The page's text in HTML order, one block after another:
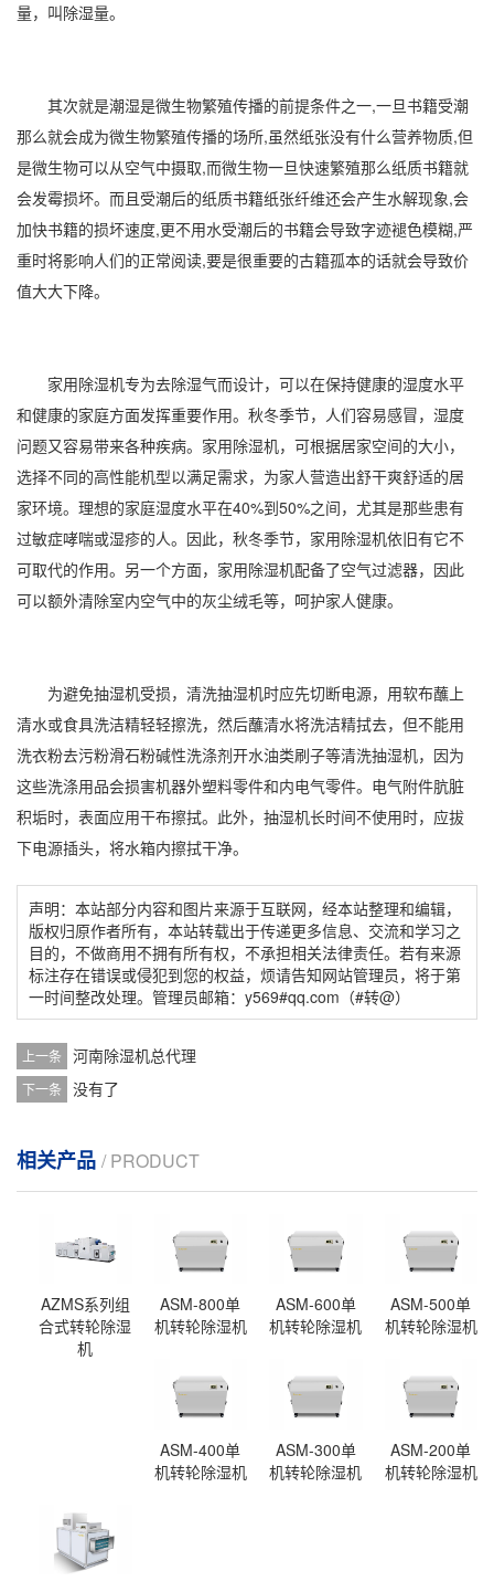
量，叫除湿量。
其次就是潮湿是微生物繁殖传播的前提条件之一,一旦书籍受潮
那么就会成为微生物繁殖传播的场所,虽然纸张没有什么营养物质,但
是微生物可以从空气中摄取,而微生物一旦快速繁殖那么纸质书籍就
会发霉损坏。而且受潮后的纸质书籍纸张纤维还会产生水解现象,会
加快书籍的损坏速度,更不用水受潮后的书籍会导致字迹褪色模糊,严
重时将影响人们的正常阅读,要是很重要的古籍孤本的话就会导致价
值大大下降。
家用除湿机专为去除湿气而设计，可以在保持健康的湿度水平
和健康的家庭方面发挥重要作用。秋冬季节，人们容易感冒，湿度
问题又容易带来各种疾病。 家用除湿机，可根据居家空间的大小，
选择不同的高性能机型以满足需求，为家人营造出舒干爽舒适的居
家环境。理想的家庭湿度水平在40%到50%之间，尤其是那些患有
过敏症哮喘或湿疹的人。因此，秋冬季节，家用除湿机依旧有它不
可取代的作用。另一个方面，家用除湿机配备了空气过滤器，因此
可以额外清除室内空气中的灰尘绒毛等，呵护家人健康。
为避免抽湿机受损，清洗抽湿机时应先切断电源，用软布蘸上
清水或食具洗洁精轻轻擦洗，然后蘸清水将洗洁精拭去，但不能用
洗衣粉去污粉滑石粉碱性洗涤剂开水油类刷子等清洗抽湿机，因为
这些洗涤用品会损害机器外塑料零件和内电气零件。电气附件肮脏
积垢时，表面应用干布擦拭。此外，抽湿机长时间不使用时，应拔
下电源插头，将水箱内擦拭干净。
声明：本站部分内容和图片来源于互联网，经本站整理和编辑，
版权归原作者所有，本站转载出于传递更多信息、交流和学习之
目的，不做商用不拥有所有权，不承担相关法律责任。若有来源
标注存在错误或侵犯到您的权益，烦请告知网站管理员，将于第
一时间整改处理。管理员邮箱：y569#qq.com（#转@）
上一条 河南除湿机总代理
下一条 没有了
相关产品 / PRODUCT
AZMS系列组
合式转轮除湿
机
ASM-800单
机转轮除湿机
ASM-600单
机转轮除湿机
ASM-500单
机转轮除湿机
ASM-400单
机转轮除湿机
ASM-300单
机转轮除湿机
ASM-200单
机转轮除湿机